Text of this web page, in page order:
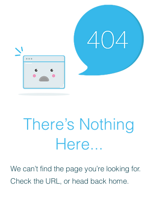
There’s Nothing
Here...
We can’t find the page you’re looking for.
Check the URL, or head back home.